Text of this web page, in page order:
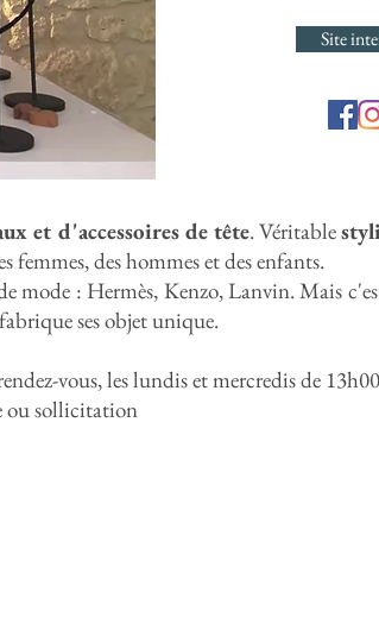
Site
et d'accessoires de tête. Véritable
femmes, des hommes et des enfants.
mode : Hermès, Kenzo, Lanvin. Mais
ses objet unique.
vous, les lundis et mercredis de
ou sollicitation